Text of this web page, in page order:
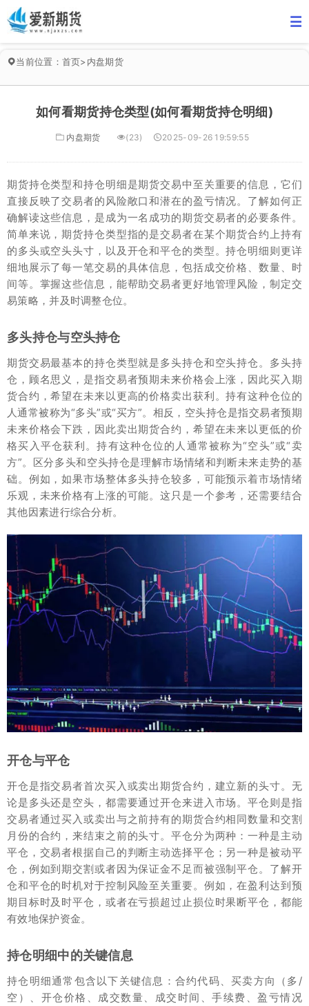
当前位置： 首页>内盘期货
如何看期货持仓类型(如何看期货持仓明细)
内盘期货 (23) 2025-09-26 19:59:55
期货持仓类型和持仓明细是期货交易中至关重要的信息，它们
直接反映了交易者的风险敞口和潜在的盈亏情况。了解如何正
确解读这些信息，是成为一名成功的期货交易者的必要条件。
简单来说，期货持仓类型指的是交易者在某个期货合约上持有
的多头或空头头寸，以及开仓和平仓的类型。持仓明细则更详
细地展示了每一笔交易的具体信息，包括成交价格、数量、时
间等。掌握这些信息，能帮助交易者更好地管理风险，制定交
易策略，并及时调整仓位。
多头持仓与空头持仓
期货交易最基本的持仓类型就是多头持仓和空头持仓。多头持
仓，顾名思义，是指交易者预期未来价格会上涨，因此买入期
货合约，希望在未来以更高的价格卖出获利。持有这种仓位的
人通常被称为“多头”或“买方”。相反，空头持仓是指交易者预期
未来价格会下跌，因此卖出期货合约，希望在未来以更低的价
格买入平仓获利。持有这种仓位的人通常被称为“空头”或“卖
方”。区分多头和空头持仓是理解市场情绪和判断未来走势的基
础。例如，如果市场整体多头持仓较多，可能预示着市场情绪
乐观，未来价格有上涨的可能。这只是一个参考，还需要结合
其他因素进行综合分析。
开仓与平仓
开仓是指交易者首次买入或卖出期货合约，建立新的头寸。无
论是多头还是空头，都需要通过开仓来进入市场。平仓则是指
交易者通过买入或卖出与之前持有的期货合约相同数量和交割
月份的合约，来结束之前的头寸。平仓分为两种：一种是主动
平仓，交易者根据自己的判断主动选择平仓；另一种是被动平
仓，例如到期交割或者因为保证金不足而被强制平仓。了解开
仓和平仓的时机对于控制风险至关重要。例如，在盈利达到预
期目标时及时平仓，或者在亏损超过止损位时果断平仓，都能
有效地保护资金。
持仓明细中的关键信息
持仓明细通常包含以下关键信息：合约代码、买卖方向（多/
空）、开仓价格、成交数量、成交时间、手续费、盈亏情况